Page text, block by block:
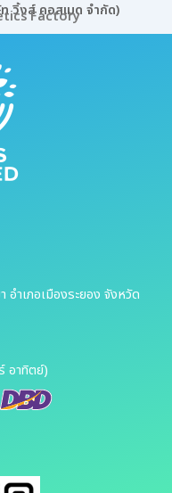
วิ้งส์ คอสเมด จำกัด)
Factory
ำเภอเมืองระยอง จังหวัด
อาทิตย์)